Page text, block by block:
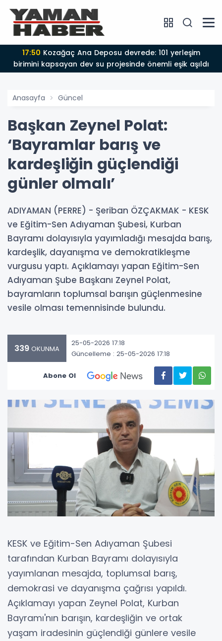
17:50
birimini kapsayan dev su projesinde önemli eşik aşıldı
Anasayfa Güncel
Başkan Zeynel Polat:
‘Bayramlar barış ve
kardeşliğin güçlendiği
günler olmalı’
ADIYAMAN (PERRE) - Şeriban ÖZÇAKMAK - KESK
ve Eğitim-Sen Adıyaman Şubesi, Kurban
Bayramı dolayısıyla yayımladığı mesajda barış,
kardeşlik, dayanışma ve demokratikleşme
vurgusu yaptı. Açıklamayı yapan Eğitim-Sen
Adıyaman Şube Başkanı Zeynel Polat,
bayramların toplumsal barışın güçlenmesine
vesile olması temennisinde bulundu.
339 OKUNMA
25-05-2026 17:18
Güncelleme : 25-05-2026 17:18
Abone Ol
KESK ve Eğitim-Sen Adıyaman Şubesi
tarafından Kurban Bayramı dolayısıyla
yayımlanan mesajda, toplumsal barış,
demokrasi ve dayanışma çağrısı yapıldı.
Açıklamayı yapan Zeynel Polat, Kurban
Bayramı'nın barışın, kardeşliğin ve ortak
yaşam iradesinin güçlendiği günlere vesile